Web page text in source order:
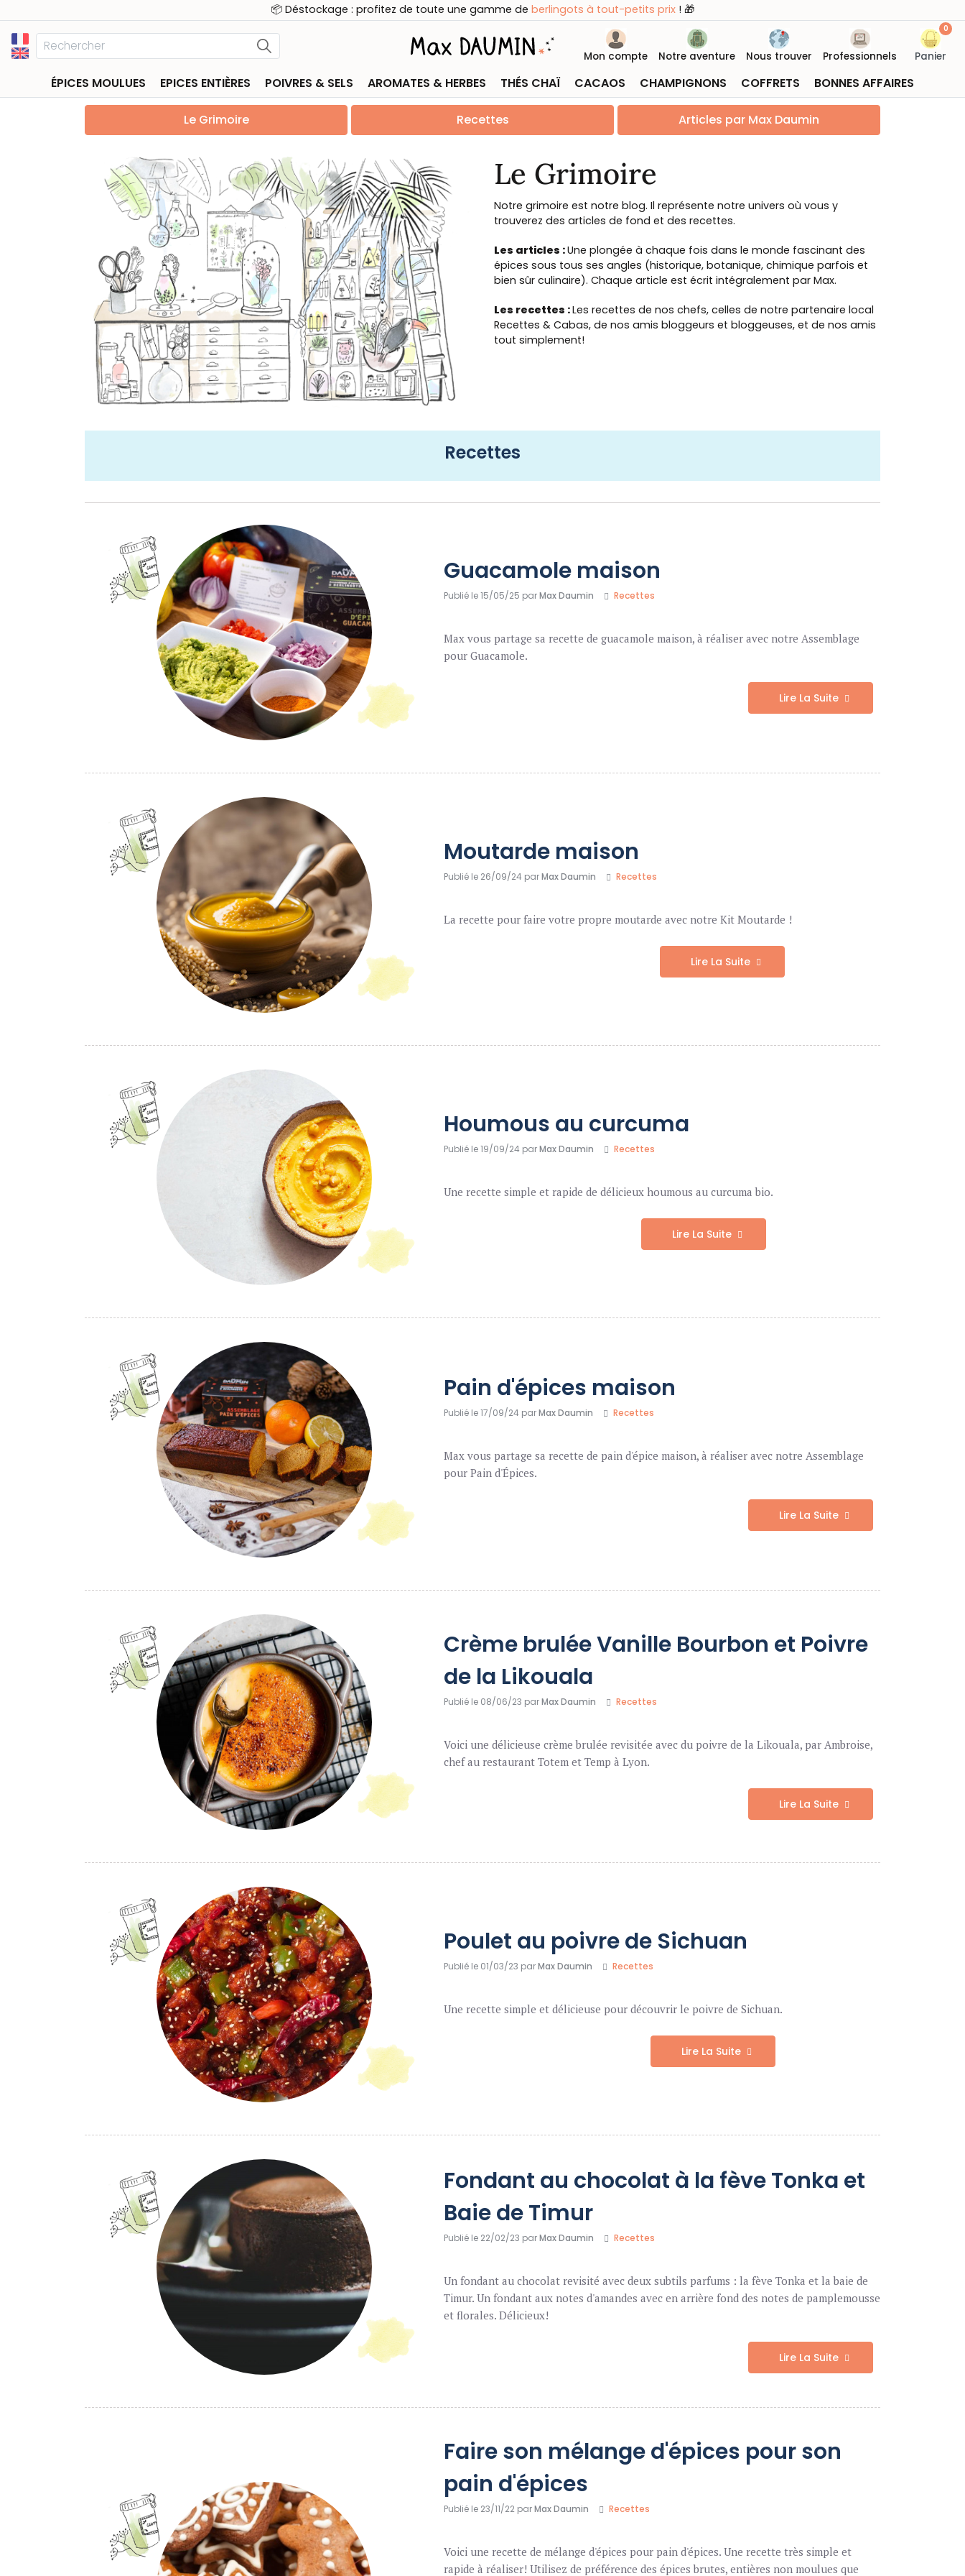
📦 Déstockage : profitez de toute une gamme de berlingots à tout-petits prix! 🎁
Mon compte Notre aventure Nous trouver Professionnels
0
Panier
ÉPICES MOULUES EPICES ENTIÈRES POIVRES & SELS AROMATES & HERBES THÉS CHAÏ CACAOS CHAMPIGNONS COFFRETS BONNES AFFAIRES
Le Grimoire Recettes Articles par Max Daumin
Le Grimoire
Notre grimoire est notre blog. Il représente notre univers où vous y
trouverez des articles de fond et des recettes.
Les articles :Une plongée à chaque fois dans le monde fascinant des
épices sous tous ses angles (historique, botanique, chimique parfois et
bien sûr culinaire). Chaque article est écrit intégralement par Max.
Les recettes :Les recettes de nos chefs, celles de notre partenaire local
Recettes & Cabas, de nos amis bloggeurs et bloggeuses, et de nos amis
tout simplement!
Recettes
Guacamole maison
Publié le 15/05/25 parMax Daumin Recettes
Max vous partage sa recette de guacamole maison, à réaliser avec notre Assemblage
pour Guacamole.
Lire La Suite
Moutarde maison
Publié le 26/09/24 parMax Daumin Recettes
La recette pour faire votre propre moutarde avec notre Kit Moutarde !
Lire La Suite
Houmous au curcuma
Publié le 19/09/24 parMax Daumin Recettes
Une recette simple et rapide de délicieux houmous au curcuma bio.
Lire La Suite
Pain d'épices maison
Publié le 17/09/24 parMax Daumin Recettes
Max vous partage sa recette de pain d'épice maison, à réaliser avec notre Assemblage
pour Pain d'Épices.
Lire La Suite
Crème brulée Vanille Bourbon et Poivre
de la Likouala
Publié le 08/06/23 parMax Daumin Recettes
Voici une délicieuse crème brulée revisitée avec du poivre de la Likouala, par Ambroise,
chef au restaurant Totem et Temp à Lyon.
Lire La Suite
Poulet au poivre de Sichuan
Publié le 01/03/23 parMax Daumin Recettes
Une recette simple et délicieuse pour découvrir le poivre de Sichuan.
Lire La Suite
Fondant au chocolat à la fève Tonka et
Baie de Timur
Publié le 22/02/23 parMax Daumin Recettes
Un fondant au chocolat revisité avec deux subtils parfums : la fève Tonka et la baie de
Timur. Un fondant aux notes d'amandes avec en arrière fond des notes de pamplemousse
et florales. Délicieux!
Lire La Suite
Faire son mélange d'épices pour son
pain d'épices
Publié le 23/11/22 parMax Daumin Recettes
Voici une recette de mélange d'épices pour pain d'épices. Une recette très simple et
rapide à réaliser! Utilisez de préférence des épices brutes, entières non moulues que